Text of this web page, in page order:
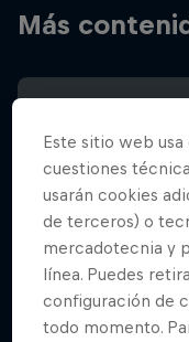
Más
Este sitio web
cuestiones
usarán cookies
de terceros) o
mercadotecnia y
línea. Puedes
configuración de
todo momento.